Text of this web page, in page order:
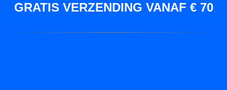
GRATIS VERZENDING VANAF € 70